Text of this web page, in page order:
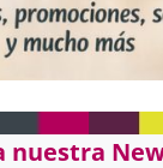
nuestra